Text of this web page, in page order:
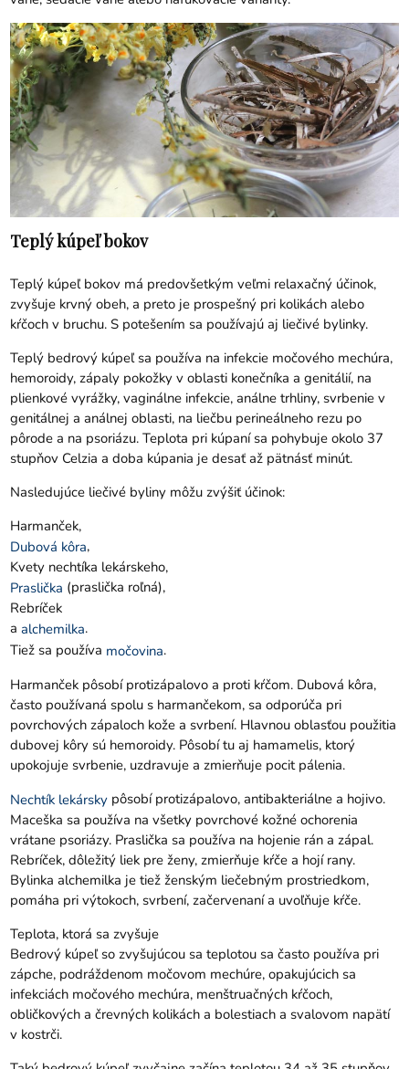
Teplý kúpeľ bokov
Teplý kúpeľ bokov má predovšetkým veľmi relaxačný účinok,
zvyšuje krvný obeh, a preto je prospešný pri kolikách alebo
kŕčoch v bruchu. S potešením sa používajú aj liečivé bylinky.
Teplý bedrový kúpeľ sa používa na infekcie močového mechúra,
hemoroidy, zápaly pokožky v oblasti konečníka a genitálií, na
plienkové vyrážky, vaginálne infekcie, análne trhliny, svrbenie v
genitálnej a análnej oblasti, na liečbu perineálneho rezu po
pôrode a na psoriázu. Teplota pri kúpaní sa pohybuje okolo 37
stupňov Celzia a doba kúpania je desať až pätnásť minút.
Nasledujúce liečivé byliny môžu zvýšiť účinok:
Harmanček,
Dubová kôra,
Kvety nechtíka lekárskeho,
Praslička (praslička roľná),
Rebríček
aalchemilka.
Tiež sa používa močovina.
Harmanček pôsobí protizápalovo a proti kŕčom. Dubová kôra,
často používaná spolu s harmančekom, sa odporúča pri
povrchových zápaloch kože a svrbení. Hlavnou oblasťou použitia
dubovej kôry sú hemoroidy. Pôsobí tu aj hamamelis, ktorý
upokojuje svrbenie, uzdravuje a zmierňuje pocit pálenia.
Nechtík lekársky pôsobí protizápalovo, antibakteriálne a hojivo.
Maceška sa používa na všetky povrchové kožné ochorenia
vrátane psoriázy. Praslička sa používa na hojenie rán a zápal.
Rebríček, dôležitý liek pre ženy, zmierňuje kŕče a hojí rany.
Bylinka alchemilka je tiež ženským liečebným prostriedkom,
pomáha pri výtokoch, svrbení, začervenaní a uvoľňuje kŕče.
Teplota, ktorá sa zvyšuje
Bedrový kúpeľ so zvyšujúcou sa teplotou sa často používa pri
zápche, podráždenom močovom mechúre, opakujúcich sa
infekciách močového mechúra, menštruačných kŕčoch,
obličkových a črevných kolikách a bolestiach a svalovom napätí
v kostrči.